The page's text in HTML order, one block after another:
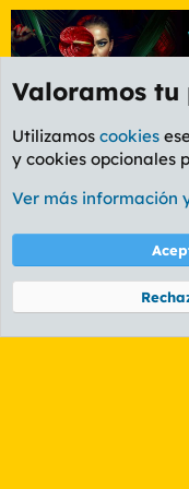
Foro General
Cookies
PL
Community platform by
Valoramos
Utilizamos cookies
y cookies opcionales
Ver más información